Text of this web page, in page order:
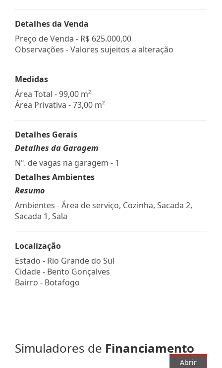
Detalhes da Venda
Preço de Venda - R$ 625.000,00
Observações - Valores sujeitos a alteração
Medidas
Área Total - 99,00 m²
Área Privativa - 73,00 m²
Detalhes Gerais
Detalhes da Garagem
Nº. de vagas na garagem - 1
Detalhes Ambientes
Resumo
Ambientes - Área de serviço, Cozinha, Sacada 2,
Sacada 1, Sala
Localização
Estado - Rio Grande do Sul
Cidade - Bento Gonçalves
Bairro - Botafogo
Simuladores de Financiamento
Abrir